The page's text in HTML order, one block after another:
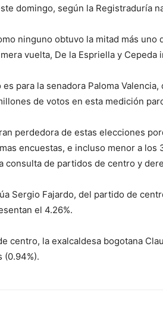
domingo, según la Registraduría
ninguno obtuvo la mitad más
vuelta, De la Espriella y Cepeda
para la senadora Paloma
de votos en esta medición
perdedora de estas elecciones
encuestas, e incluso menor a
consulta de partidos de centro y
Sergio Fajardo, del partido de
el 4.26%.
centro, la exalcaldesa bogotana
(0.94%).